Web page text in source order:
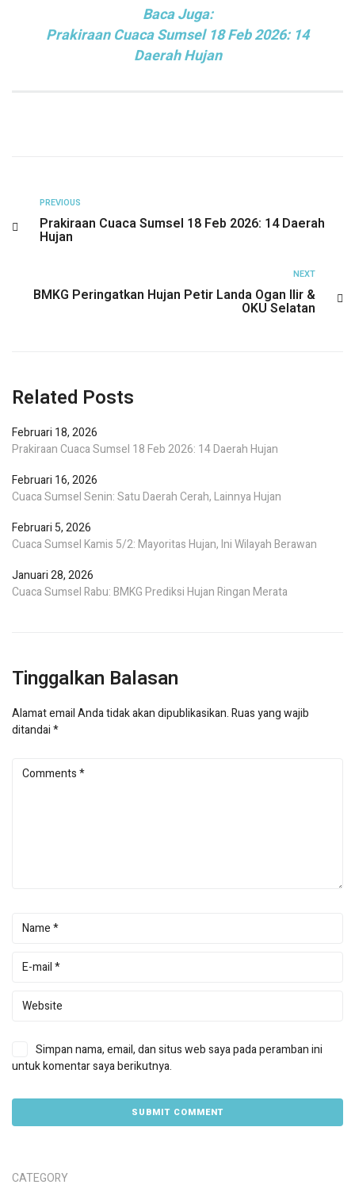
Baca Juga:
Prakiraan Cuaca Sumsel 18 Feb 2026: 14
Daerah Hujan
PREVIOUS
Prakiraan Cuaca Sumsel 18 Feb 2026: 14 Daerah
Hujan
NEXT
BMKG Peringatkan Hujan Petir Landa Ogan Ilir &
OKU Selatan
Related Posts
Februari 18, 2026
Prakiraan Cuaca Sumsel 18 Feb 2026: 14 Daerah Hujan
Februari 16, 2026
Cuaca Sumsel Senin: Satu Daerah Cerah, Lainnya Hujan
Februari 5, 2026
Cuaca Sumsel Kamis 5/2: Mayoritas Hujan, Ini Wilayah Berawan
Januari 28, 2026
Cuaca Sumsel Rabu: BMKG Prediksi Hujan Ringan Merata
Tinggalkan Balasan
Alamat email Anda tidak akan dipublikasikan.Ruas yang wajib
ditandai*
Simpan nama, email, dan situs web saya pada peramban ini
untuk komentar saya berikutnya.
CATEGORY